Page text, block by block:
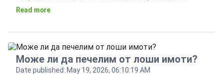
тримесечията са се сключвали средно по около 6000
Read more
Може ли да печелим от лоши имоти?
Date published: May 19, 2026, 06:10:19 AM